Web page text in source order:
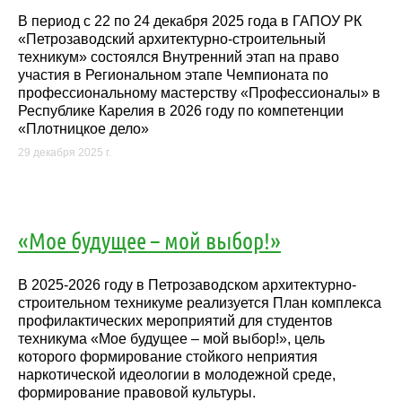
В период с 22 по 24 декабря 2025 года в ГАПОУ РК
«Петрозаводский архитектурно-строительный
техникум» состоялся Внутренний этап на право
участия в Региональном этапе Чемпионата по
профессиональному мастерству «Профессионалы» в
Республике Карелия в 2026 году по компетенции
«Плотницкое дело»
29 декабря 2025 г.
«Мое будущее – мой выбор!»
В 2025-2026 году в Петрозаводском архитектурно-
строительном техникуме реализуется План комплекса
профилактических мероприятий для студентов
техникума «Мое будущее – мой выбор!», цель
которого формирование стойкого неприятия
наркотической идеологии в молодежной среде,
формирование правовой культуры.